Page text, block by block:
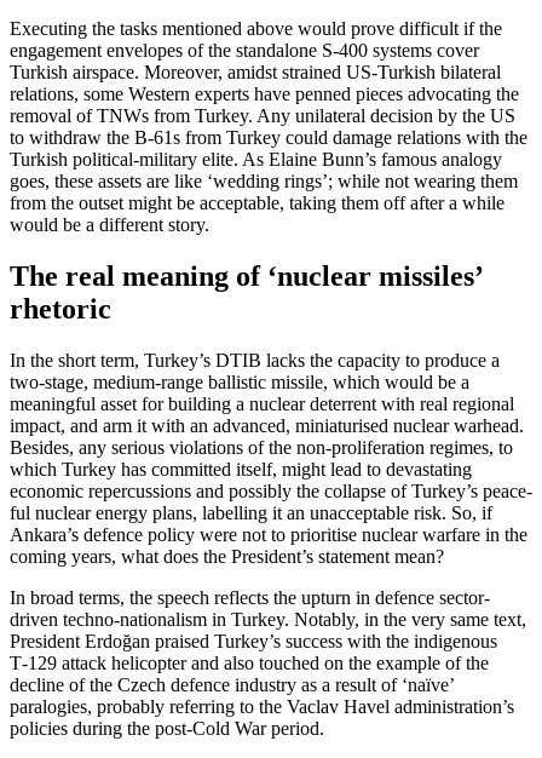
Executing the tasks mentioned above would prove difficult if the
engagement envelopes of the standalone S‑400 systems cover
Turkish airspace. Moreover, amidst strained US-Turkish bilateral
relations, some Western experts have penned pieces advocating the
removal of TNWs from Turkey. Any unilateral decision by the US
to withdraw the B‑61s from Turkey could damage relations with the
Turkish political-military elite. As Elaine Bunn’s famous analogy
goes, these assets are like ‘wedding rings’; while not wearing them
from the outset might be acceptable, taking them off after a while
would be a different story.
The real meaning of ‘nuclear missiles’
rhetoric
In the short term, Turkey’s DTIB lacks the capacity to produce a
two-stage, medium-range ballistic missile, which would be a
meaningful asset for building a nuclear deterrent with real regional
impact, and arm it with an advanced, miniaturised nuclear warhead.
Besides, any serious vio­lations of the non-proliferation regimes, to
which Turkey has committed itself, might lead to devastating
economic repercussions and possibly the collapse of Turkey’s peace­
ful nuclear energy plans, labelling it an unacceptable risk. So, if
Ankara’s defence policy were not to prioritise nuclear warfare in the
coming years, what does the Presi­dent’s statement mean?
In broad terms, the speech reflects the upturn in defence sector-
driven techno-nationalism in Turkey. Notably, in the very same text,
President Erdoğan praised Tur­key’s success with the indigenous
T‑129 attack helicopter and also touched on the example of the
decline of the Czech defence industry as a result of ‘naïve’
paralogies, probably referring to the Vaclav Havel administration’s
policies during the post-Cold War period.